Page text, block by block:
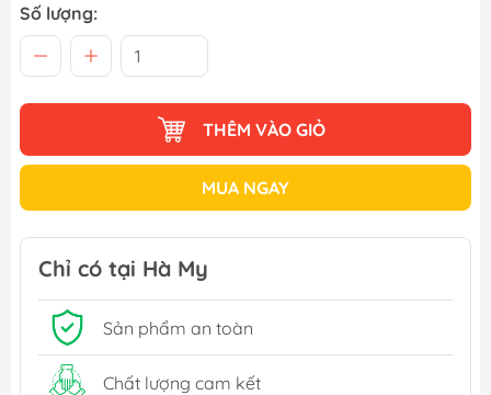
Số lượng:
THÊM VÀO GIỎ
MUA NGAY
Chỉ có tại Hà My
Sản phẩm an toàn
Chất lượng cam kết